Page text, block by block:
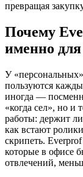
превращая
Почему
именно для
У «персональных»
пользуются
иногда —
«когда сел», но и
работы: держит
как встают
скрипеть.
которые в офисе
отвлечений,